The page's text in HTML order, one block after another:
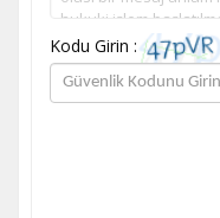
Kodu Girin :